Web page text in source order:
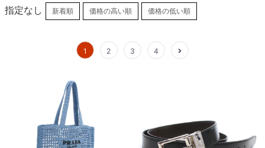
指定なし 新着順 価格の高い順 価格の低い順
1 2 3 4